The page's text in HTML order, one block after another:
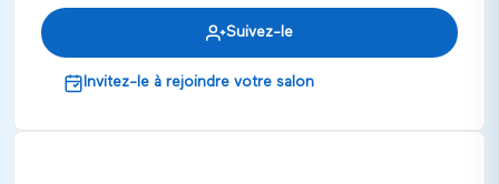
Suivez-le
Invitez-le à rejoindre votre salon